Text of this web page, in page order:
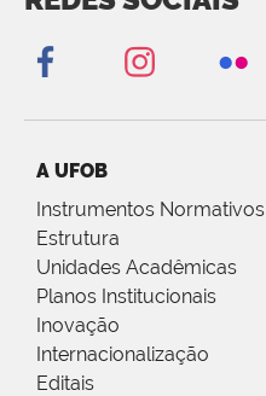
A UFOB
Instrumentos Normativos
Estrutura
Unidades Acadêmicas
Planos Institucionais
Inovação
Internacionalização
Editais